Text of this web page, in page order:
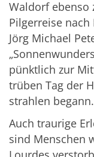
Waldorf ebenso
Pilgerreise
Jörg Michael
pünktlich zur
trüben Tag der
strahlen begann.
Auch traurige
sind Menschen